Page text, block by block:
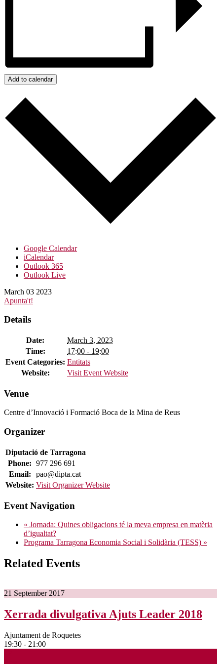
Add to calendar
Google Calendar
iCalendar
Outlook 365
Outlook Live
March 03 2023
Apunta't!
Details
Date:
March 3, 2023
Time:
17:00 - 19:00
Event Categories: Entitats
Website:
Visit Event Website
Venue
Centre d’Innovació i Formació Boca de la Mina de Reus
Organizer
Diputació de Tarragona
Phone: 977 296 691
Email:
pao@dipta.cat
Website: Visit Organizer Website
Event Navigation
« Jornada: Quines obligacions té la meva empresa en matèria
d’igualtat?
Programa Tarragona Economia Social i Solidària (TESS) »
Related Events
21 September 2017
Xerrada divulgativa Ajuts Leader 2018
Ajuntament de Roquetes
19:30 - 21:00